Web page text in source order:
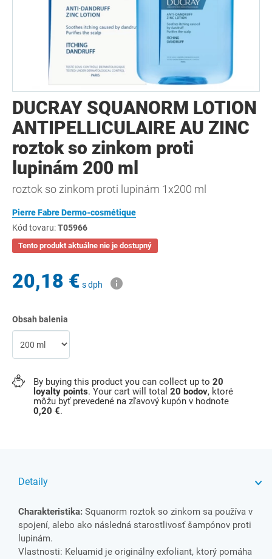
DUCRAY SQUANORM LOTION
ANTIPELLICULAIRE AU ZINC
roztok so zinkom proti
lupinám 200 ml
roztok so zinkom proti lupinám 1x200 ml
Pierre Fabre Dermo-cosmétique
Kód tovaru:T05966
Tento produkt aktuálne nie je dostupný
20,18 € s dph
Obsah balenia
By buying this product you can collect up to 20
loyalty points. Your cart will total 20 bodov, ktoré
môžu byť prevedené na zľavový kupón v hodnote
0,20 €.
Detaily
Charakteristika: Squanorm roztok so zinkom sa používa v
spojení, alebo ako následná starostlivosť šampónov proti
lupinám.
Vlastnosti: Keluamid je originálny exfoliant, ktorý pomáha